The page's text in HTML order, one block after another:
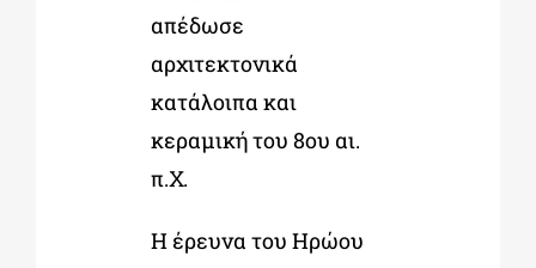
απέδωσε
αρχιτεκτονικά
κατάλοιπα και
κεραμική του 8ου αι.
π.Χ.
Η έρευνα του Ηρώου